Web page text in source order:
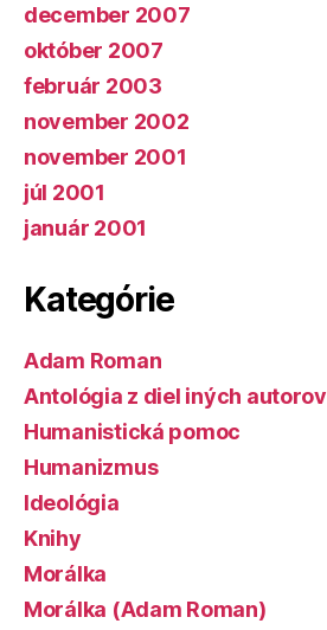
december 2007
október 2007
február 2003
november 2002
november 2001
júl 2001
január 2001
Kategórie
Adam Roman
Antológia z diel iných autorov
Humanistická pomoc
Humanizmus
Ideológia
Knihy
Morálka
Morálka (Adam Roman)